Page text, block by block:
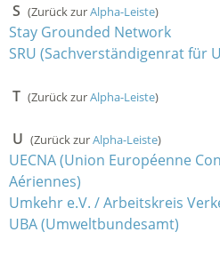
S (Zurück zurAlpha-Leiste)
Stay Grounded Network
SRU (Sachverständigenrat für
T (Zurück zurAlpha-Leiste)
U (Zurück zurAlpha-Leiste)
UECNA (Union Européenne
Aériennes)
Umkehr e.V. / Arbeitskreis
UBA (Umweltbundesamt)